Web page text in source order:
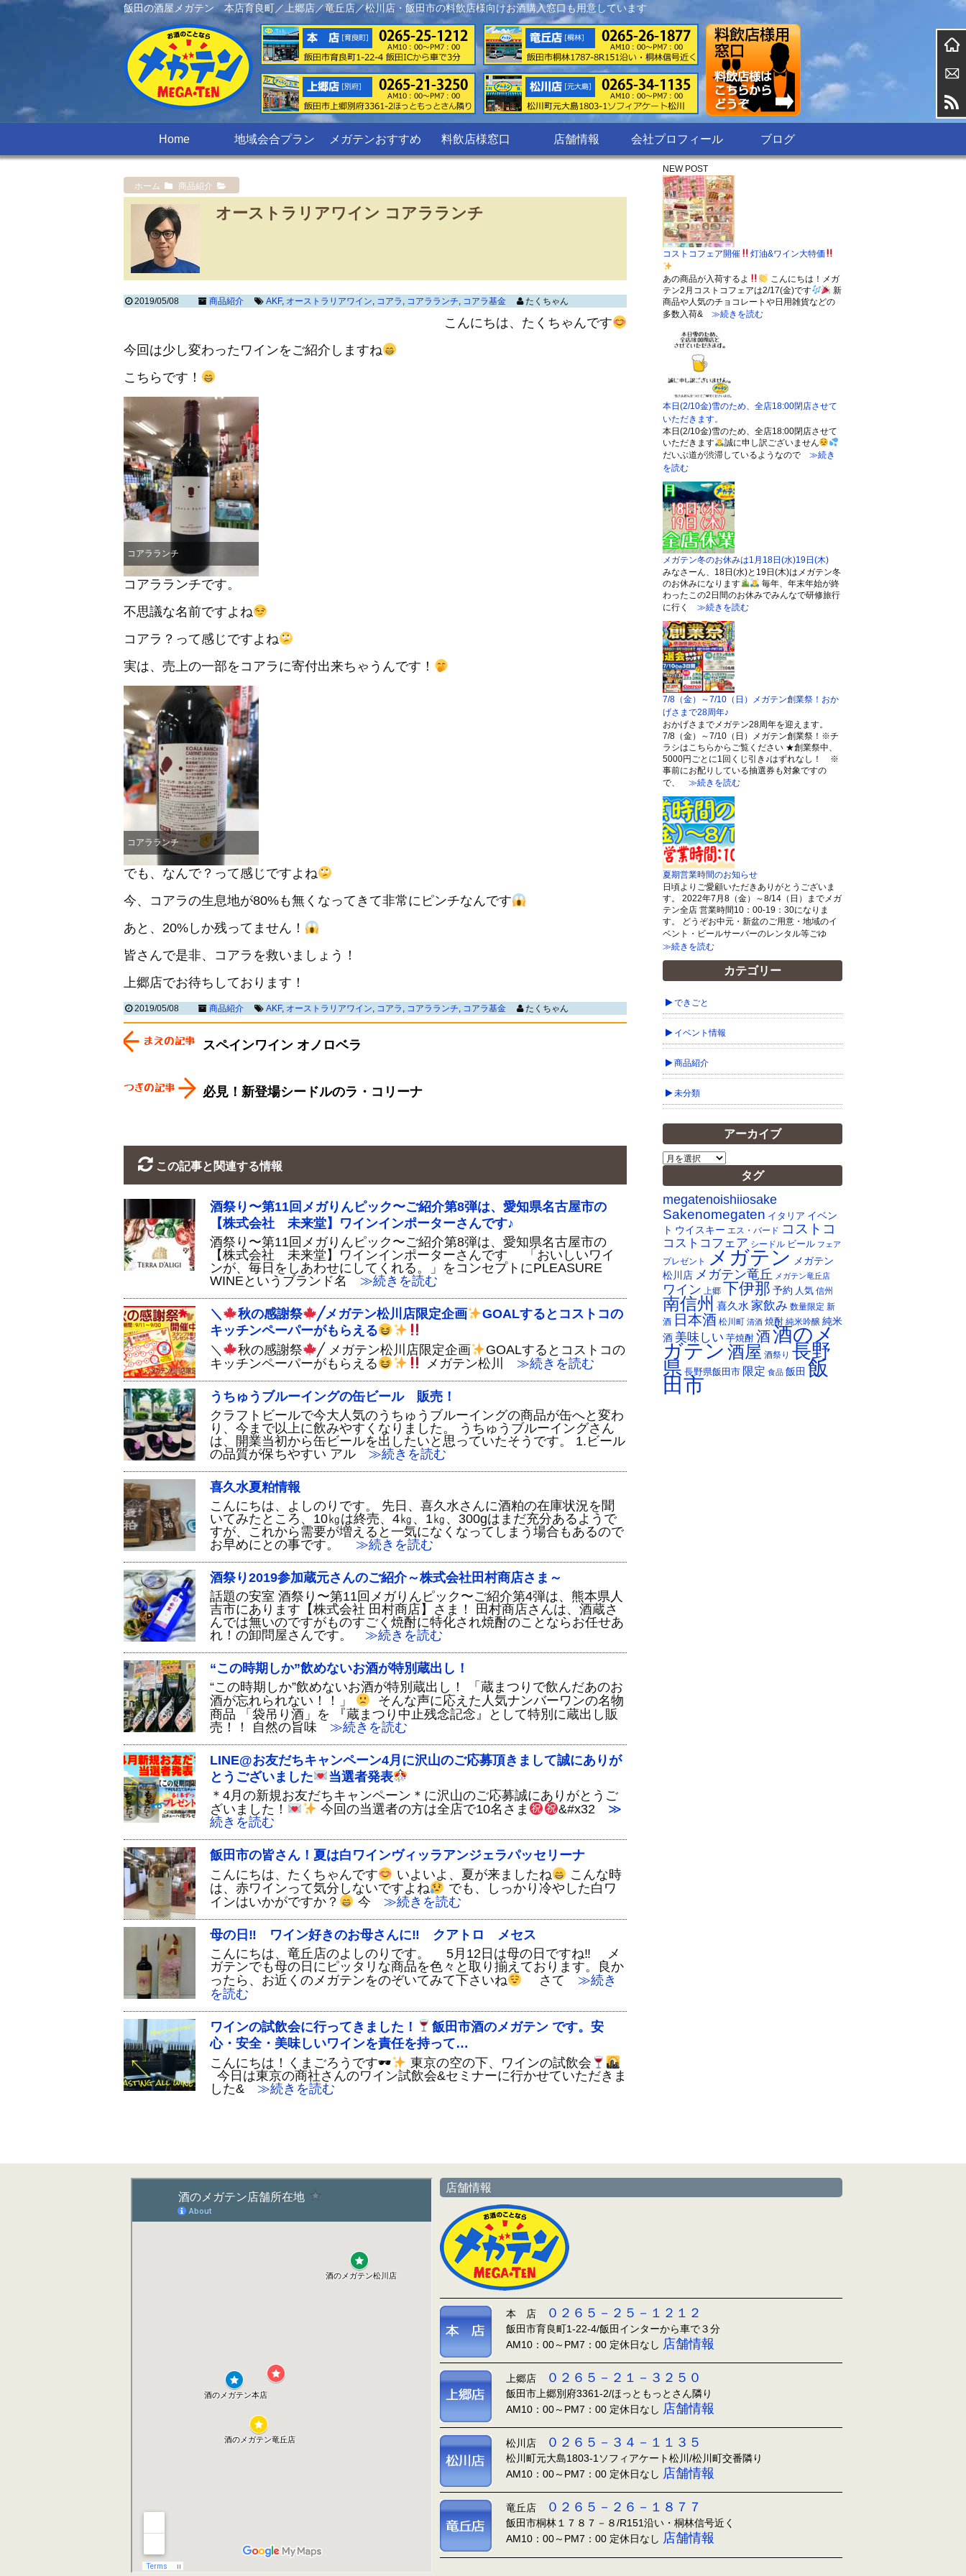
飯田の酒屋メガテン 本店育良町／上郷店／竜丘店／松川店・飯田市の料飲店様向けお酒購入窓口も用意しています
Home 地域会合プラン メガテンおすすめ 料飲店様窓口 店舗情報 会社プロフィール ブログ
ホーム 商品紹介
オーストラリアワイン コアラランチ
2019/05/08 商品紹介 AKF, オーストラリアワイン, コアラ , コアラランチ, コアラ基金 たくちゃん
こんにちは、たくちゃんです
今回は少し変わったワインをご紹介しますね
こちらです！
コアラランチ
コアラランチです。
不思議な名前ですよね
コアラ？って感じですよね
実は、売上の一部をコアラに寄付出来ちゃうんです！
コアラランチ
でも、なんで？って感じですよね
今、コアラの生息地が80%も無くなってきて非常にピンチなんです
あと、20%しか残ってません！
皆さんで是非、コアラを救いましょう！
上郷店でお待ちしております！
2019/05/08 商品紹介 AKF, オーストラリアワイン, コアラ , コアラランチ, コアラ基金 たくちゃん
スペインワイン オノロベラ
必見！新登場シードルのラ・コリーナ
この記事と関連する情報
酒祭り〜第11回メガりんピック〜ご紹介第8弾は、愛知県名古屋市の
【株式会社 未来堂】ワインインポーターさんです♪
酒祭り〜第11回メガりんピック〜ご紹介第8弾は、愛知県名古屋市の
【株式会社 未来堂】ワインインポーターさんです 「おいしいワイ
ンが、毎日をしあわせにしてくれる。」をコンセプトにPLEASURE
WINEというブランド名
≫続きを読む
＼ 秋の感謝祭 ╱メガテン松川店限定企画
GOALするとコストコの
キッチンペーパーがもらえる
＼
秋の感謝祭 ╱ メガテン松川店限定企画
GOALするとコストコの
キッチンペーパーがもらえる
メガテン松川 ≫続きを読む
うちゅうブルーイングの缶ビール 販売！
クラフトビールで今大人気のうちゅうブルーイングの商品が缶へと変わ
り、今まで以上に飲みやすくなりました。 うちゅうブルーイングさん
は、開業当初から缶ビールを出したいと思っていたそうです。 1.ビール
の品質が保ちやすい アル ≫続きを読む
喜久水夏粕情報
こんにちは、よしのりです。 先日、喜久水さんに酒粕の在庫状況を聞
いてみたところ、10㎏は終売、4㎏、1㎏、300gはまだ充分あるようで
すが、これから需要が増えると一気になくなってしまう場合もあるので
お早めにとの事です。
≫続きを読む
酒祭り2019参加蔵元さんのご紹介～株式会社田村商店さま～
話題の安室 酒祭り〜第11回メガりんピック〜ご紹介第4弾は、熊本県人
吉市にあります【株式会社 田村商店】さま！ 田村商店さんは、酒蔵さ
んでは無いのですがものすごく焼酎に特化され焼酎のことならお任せあ
れ！の卸問屋さんです。
≫続きを読む
“この時期しか”飲めないお酒が特別蔵出し！
“この時期しか”飲めないお酒が特別蔵出し！ 「蔵まつりで飲んだあのお
酒が忘れられない！！」
そんな声に応えた人気ナンバーワンの名物
商品 「袋吊り酒」を 『蔵まつり中止残念記念』として特別に蔵出し販
売！！ 自然の旨味 ≫続きを読む
LINE@お友だちキャンペーン4月に沢山のご応募頂きまして誠にありが
とうございました
当選者発表
＊4月の新規お友だちキャンペーン＊に沢山のご応募誠にありがとうご
ざいました！
今回の当選者の方は全店で10名さま &#x32 ≫
続きを読む
飯田市の皆さん！夏は白ワインヴィッラアンジェラパッセリーナ
こんにちは、たくちゃんです
いよいよ、夏が来ましたね
こんな時
は、赤ワインって気分しないですよね
でも、しっかり冷やした白ワ
インはいかがですか？
今 ≫続きを読む
母の日‼ ワイン好きのお母さんに‼ クアトロ メセス
こんにちは、竜丘店のよしのりです。 5月12日は母の日ですね‼ メ
ガテンでも母の日にピッタリな商品を色々と取り揃えております。良か
ったら、お近くのメガテンをのぞいてみて下さいね
さて ≫続き
を読む
ワインの試飲会に行ってきました！
飯田市酒のメガテン です。安
心・安全・美味しいワインを責任を持って…
こんにちは！くまごろうです🕶
東京の空の下、ワインの試飲会
今日は東京の商社さんのワイン試飲会&セミナーに行かせていただきま
した& ≫続きを読む
NEW POST
コストコフェア開催 灯油&ワイン大特価
あの商品が入荷するよ
こんにちは！メガ
テン2月コストコフェアは2/17(金)です
新
商品や人気のチョコレートや日用雑貨などの
多数入荷& ≫続きを読む
本日(2/10金)雪のため、全店18:00閉店させて
いただきます。
本日(2/10金)雪のため、全店18:00閉店させて
いただきます
誠に申し訳ございません
だいぶ道が渋滞しているようなので ≫続き
を読む
メガテン冬のお休みは1月18日(水)19日(木)
みなさーん、18日(水)と19日(木)はメガテン冬
のお休みになります
毎年、年末年始が終
わったこの2日間のお休みでみんなで研修旅行
に行く
≫続きを読む
7/8（金）～7/10（日）メガテン創業祭！おか
げさまで28周年♪
おかげさまでメガテン28周年を迎えます。
7/8（金）～7/10（日）メガテン創業祭！※チ
ラシはこちらからご覧ください ★創業祭中、
5000円ごとに1回くじ引き♪はずれなし！ ※
事前にお配りしている抽選券も対象ですの
で、
≫続きを読む
夏期営業時間のお知らせ
日頃よりご愛顧いただきありがとうございま
す。 2022年7月8（金）～8/14（日）までメガ
テン全店 営業時間10：00-19：30になりま
す。 どうぞお中元・新盆のご用意・地域のイ
ベント・ビールサーバーのレンタル等ごゆ
≫続きを読む
カテゴリー
できごと
イベント情報
商品紹介
未分類
アーカイブ
ア
ー
カ
イ
ブ
タグ
megatenoishiiosake
Sakenomegaten イタリア イベン
ト ウイスキー エス・バード コストコ
コストコフェア シードル ビール フェア
プレゼント メガテン
メガテン
松川店 メガテン竜丘 メガテン竜丘店
ワイン 上郷 下伊那 予約 人気 信州
南信州 喜久水 家飲み 数量限定 新
酒 日本酒 松川町 清酒 焼酎 純米吟醸 純米
酒 美味しい 芋焼酎 酒酒のメ
ガテン 酒屋 酒祭り 長野
県 長野県飯田市 限定 食品 飯田 飯
田市
店舗情報
本 店 ０２６５－２５－１２１２
飯田市育良町1-22-4/飯田インターから車で３分
AM10：00～PM7：00 定休日なし 店舗情報
上郷店 ０２６５－２１－３２５０
飯田市上郷別府3361-2/ほっともっとさん隣り
AM10：00～PM7：00 定休日なし 店舗情報
松川店 ０２６５－３４－１１３５
松川町元大島1803-1ソフィアケート松川/松川町交番隣り
AM10：00～PM7：00 定休日なし 店舗情報
竜丘店 ０２６５－２６－１８７７
飯田市桐林１７８７－８/R151沿い・桐林信号近く
AM10：00～PM7：00 定休日なし 店舗情報